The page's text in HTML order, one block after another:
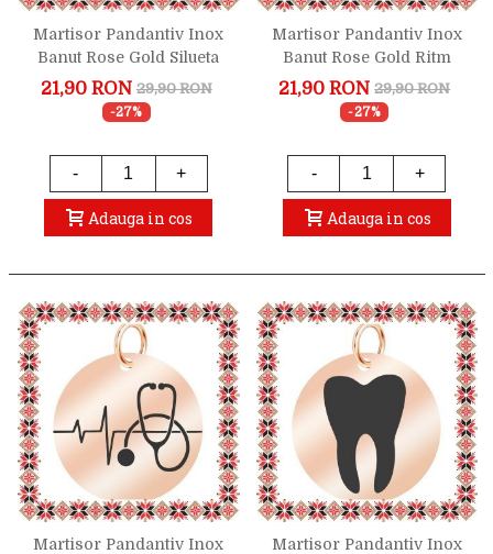
Martisor Pandantiv Inox
Banut Rose Gold Silueta
Doctor
21,90 RON 29,90 RON
-27%
- +
Adauga in cos
Martisor Pandantiv Inox
Banut Rose Gold Ritm
Cardiac Inima
21,90 RON 29,90 RON
-27%
- +
Adauga in cos
Martisor Pandantiv Inox
Martisor Pandantiv Inox